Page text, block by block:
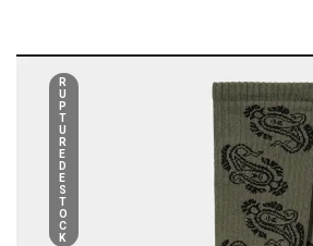
R
U
P
T
U
R
E
D
E
S
T
O
C
K